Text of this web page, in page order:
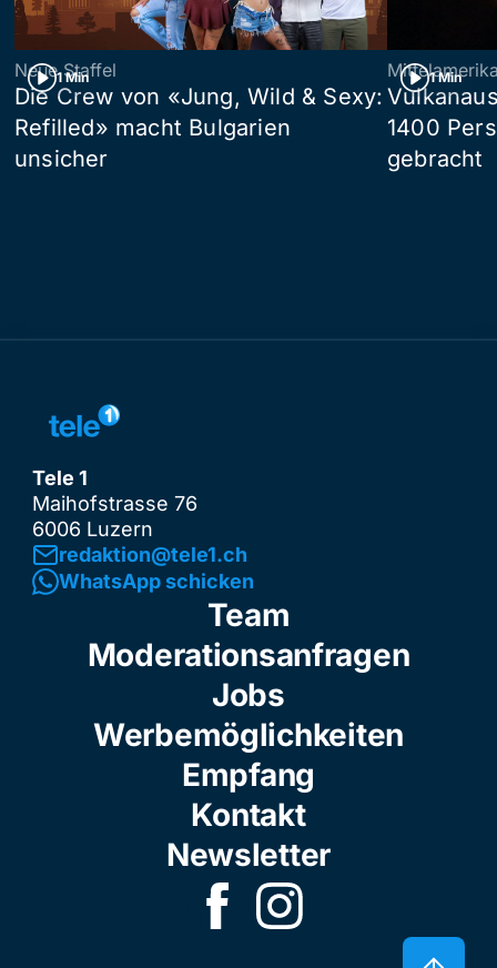
1 Min
Neue Staffel
Die Crew von «Jung, Wild & Sexy:
Refilled» macht Bulgarien
unsicher
1 Min
1400
gebracht
Tele 1
Maihofstrasse 76
6006 Luzern
redaktion@tele1.ch
WhatsApp schicken
Team
Moderationsanfragen
Jobs
Werbemöglichkeiten
Empfang
Kontakt
Newsletter